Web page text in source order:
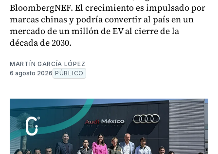
BloombergNEF. El crecimiento es impulsado por
marcas chinas y podría convertir al país en un
mercado de un millón de EV al cierre de la
década de 2030.
MARTÍN GARCÍA LÓPEZ
6 agosto 2026 PÚBLICO